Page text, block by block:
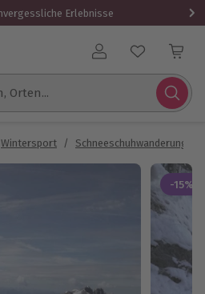
Erlebnisse
Benutzerkonto
Orten...
Wintersport / Schneeschuhwanderung
-15%